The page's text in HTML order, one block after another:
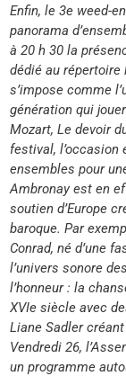
Enfin, le 3e weed-
panorama
à 20 h 30 la
dédié au
s’impose comme
génération qui
Mozart, Le devoir
festival, l’occasion
ensembles pour
Ambronay est en
soutien d’Europe
baroque. Par
Conrad, né d’une
l’univers sonore
l’honneur : la
XVIe siècle avec
Liane Sadler
Vendredi 26,
un programme